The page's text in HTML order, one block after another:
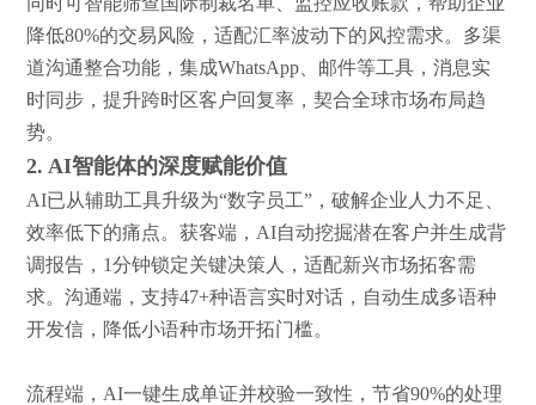
降低80%的交易风险，适配汇率波动下的风控需求。多渠
道沟通整合功能，集成WhatsApp、邮件等工具，消息实
时同步，提升跨时区客户回复率，契合全球市场布局趋
势。
2. AI智能体的深度赋能价值
AI已从辅助工具升级为“数字员工”，破解企业人力不足、
效率低下的痛点。获客端，AI自动挖掘潜在客户并生成背
调报告，1分钟锁定关键决策人，适配新兴市场拓客需
求。沟通端，支持47+种语言实时对话，自动生成多语种
开发信，降低小语种市场开拓门槛。
流程端， AI一键生成单证并校验一致性，节省90%的处理